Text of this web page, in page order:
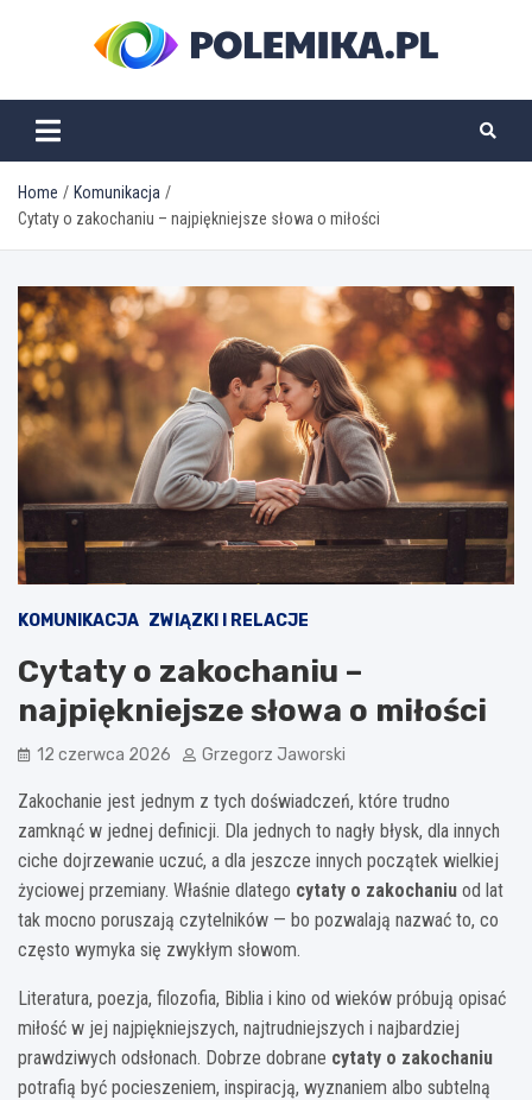
polemika.pl
Home
Komunikacja
Cytaty o zakochaniu – najpiękniejsze słowa o miłości
KOMUNIKACJA ZWIĄZKI I RELACJE
Cytaty o zakochaniu –
najpiękniejsze słowa o miłości
12 czerwca 2026 Grzegorz Jaworski
Zakochanie jest jednym z tych doświadczeń, które trudno
zamknąć w jednej definicji. Dla jednych to nagły błysk, dla innych
ciche dojrzewanie uczuć, a dla jeszcze innych początek wielkiej
życiowej przemiany. Właśnie dlatego cytaty o zakochaniu od lat
tak mocno poruszają czytelników — bo pozwalają nazwać to, co
często wymyka się zwykłym słowom.
Literatura, poezja, filozofia, Biblia i kino od wieków próbują opisać
miłość w jej najpiękniejszych, najtrudniejszych i najbardziej
prawdziwych odsłonach. Dobrze dobrane cytaty o zakochaniu
potrafią być pocieszeniem, inspiracją, wyznaniem albo subtelną